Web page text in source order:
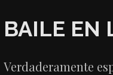
BAILE EN
Verdaderamente